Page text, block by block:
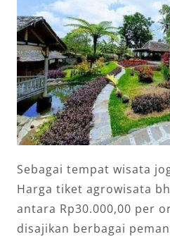
Sebagai tempat wisata
Harga tiket agrowisata
antara Rp30.000,00 per
disajikan berbagai